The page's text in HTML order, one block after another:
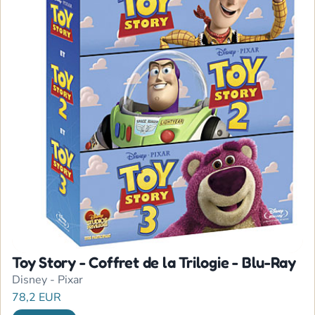
Toy Story - Coffret de la Trilogie - Blu-Ray
Disney - Pixar
78,2 EUR